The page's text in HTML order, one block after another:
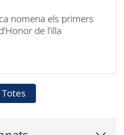
nomena els primers
de l’illa
Totes